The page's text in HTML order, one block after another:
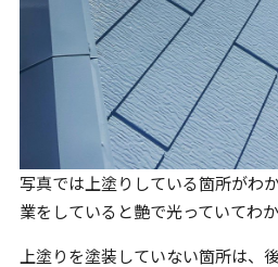
写真では上塗りしている箇所がわ
業をしていると艶で光っていてわ
上塗りを塗装していない箇所は、